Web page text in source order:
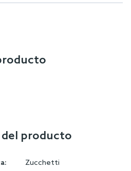
del producto
Zucchetti